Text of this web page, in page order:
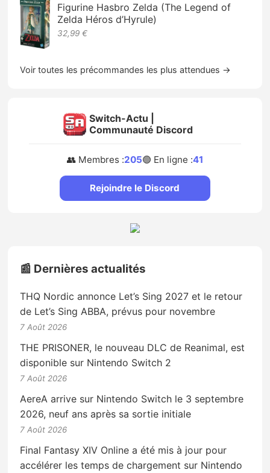
Figurine Hasbro Zelda (The Legend of
Zelda Héros d’Hyrule)
32,99 €
Voir toutes les précommandes les plus attendues →
Switch-Actu |
Communauté Discord
👥 Membres :205🟢 En ligne :41
Rejoindre le Discord
📰 Dernières actualités
THQ Nordic annonce Let’s Sing 2027 et le retour
de Let’s Sing ABBA, prévus pour novembre
7 Août 2026
THE PRISONER, le nouveau DLC de Reanimal, est
disponible sur Nintendo Switch 2
7 Août 2026
AereA arrive sur Nintendo Switch le 3 septembre
2026, neuf ans après sa sortie initiale
7 Août 2026
Final Fantasy XIV Online a été mis à jour pour
accélérer les temps de chargement sur Nintendo